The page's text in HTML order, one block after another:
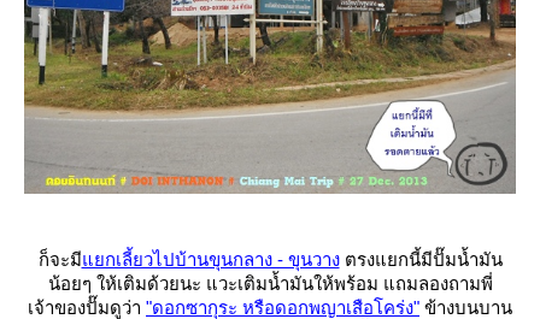
ก็จะมีกเลี้ยวไปบ้านขุนกลาง - ขุนวางตรงแยกนี้มีปั๊มน้ำมัน
น้อยๆ ให้เติมด้วยนะ วะเติมน้ำมันให้พร้อม แถมลองถามพี่
เจ้าของปั๊มดูว่า "ดอกซากุระ หรือดอกพญาเสือโคร่ง" ข้างบนบาน